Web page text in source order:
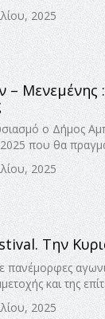
2025
Μενεμένης
ο Δήμος
2025 που θα
2025
Την
πανέμορφες
και της
2025